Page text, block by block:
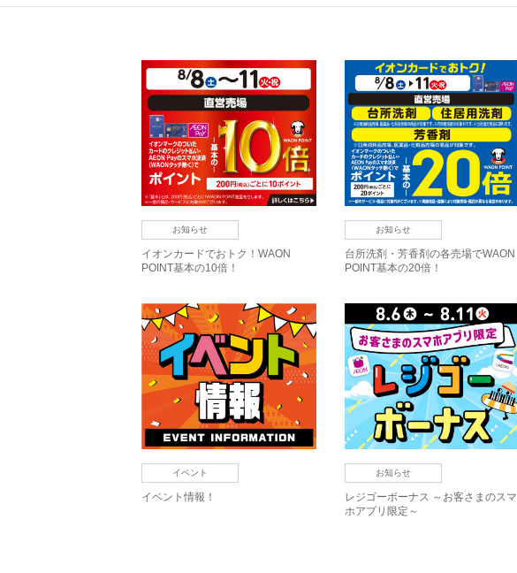
お知らせ
イオンカードでおトク！WAON
POINT基本の10倍！
お知らせ
台所洗剤・芳香剤の各売場でWAON
POINT基本の20倍！
イベント
イベント情報！
お知らせ
レジゴーボーナス ～お客さまのスマ
ホアプリ限定～